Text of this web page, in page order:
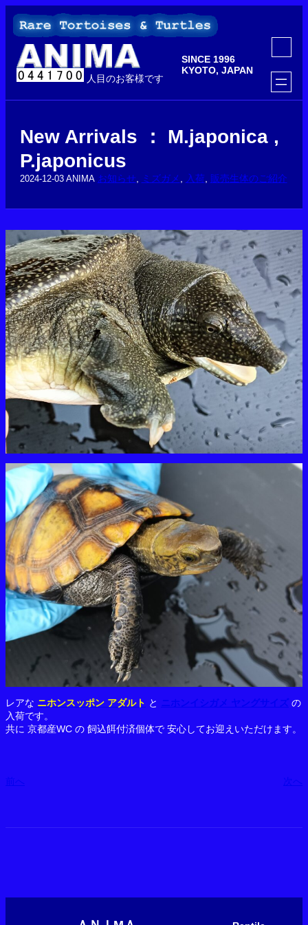
を
人目のお客様です
SINCE 1996
KYOTO, JAPAN
ア
コ
ン
リ
ン
ク
New Arrivals ： M.japonica ,
P.japonicus
2024-12-03 ANIMA お知らせ ミズガメ 入荷, 販売生体のご紹介
レアな ニホンスッポン アダルト と ニホンイシガメ ヤングサイズ の
入荷です。
共に 京都産WC の 飼込餌付済個体で 安心してお迎えいただけます。
前へ 次へ